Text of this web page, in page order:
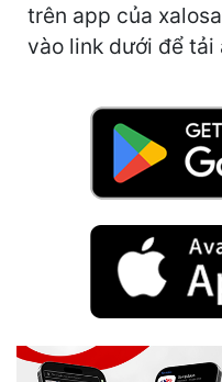
Huyền Huyễn
Kinh Dị
trên app của
vào link dưới để tải